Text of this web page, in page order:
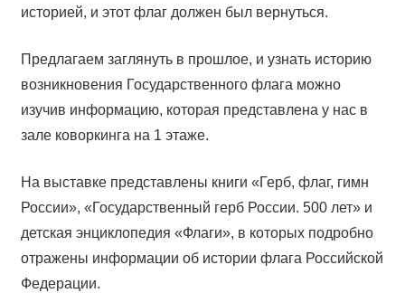
историей, и этот флаг должен был вернуться.
Предлагаем заглянуть в прошлое, и узнать историю
возникновения Государственного флага можно
изучив информацию, которая представлена у нас в
зале коворкинга на 1 этаже.
На выставке представлены книги «Герб, флаг, гимн
России», «Государственный герб России. 500 лет» и
детская энциклопедия «Флаги», в которых подробно
отражены информации об истории флага Российской
Федерации.